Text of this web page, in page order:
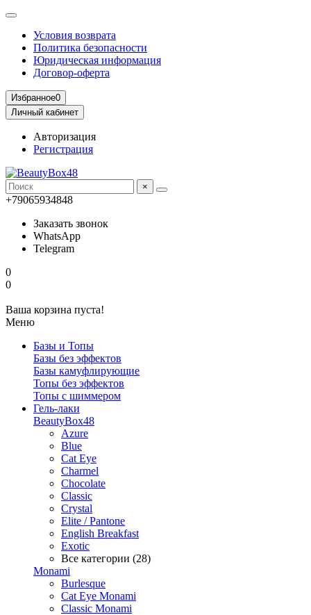
Условия возврата
Политика безопасности
Юридическая информация
Договор-оферта
Избранное0
Личный кабинет
Авторизация
Регистрация
×
+79065934848
Заказать звонок
WhatsApp
Telegram
0
0
Ваша корзина пуста!
Меню
Базы и Топы
Базы без эффектов
Базы камуфлирующие
Топы без эффектов
Топы с шиммером
Гель-лаки
BeautyBox48
Azure
Blue
Cat Eye
Charmel
Chocolate
Classic
Crystal
Elite / Pantone
English Breakfast
Exotic
Все категории (28)
Monami
Burlesque
Cat Eye Monami
Classic Monami